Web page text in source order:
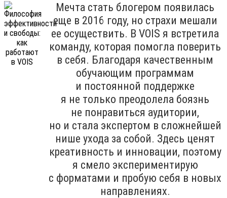
Мечта стать блогером появилась
еще в 2016 году, но страхи мешали
ее осуществить. В VOIS я встретила
команду, которая помогла поверить
в себя. Благодаря качественным
обучающим программам
и постоянной поддержке
я не только преодолела боязнь
не понравиться аудитории,
но и стала экспертом в сложнейшей
нише ухода за собой. Здесь ценят
креативность и инновации, поэтому
я смело экспериментирую
с форматами и пробую себя в новых
направлениях.